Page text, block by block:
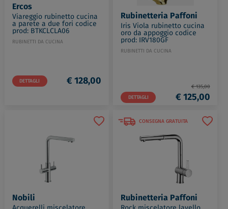
Ercos
Viareggio rubinetto cucina
a parete a due fori codice
prod: BTKCLCLA06
RUBINETTI DA CUCINA
DETTAGLI € 128,00
Rubinetteria Paffoni
Iris Viola rubinetto cucina
oro da appoggio codice
prod: IRV180GF
RUBINETTI DA CUCINA
DETTAGLI
€ 135,00
€ 125,00
Nobili
CONSEGNA GRATUITA
Rubinetteria Paffoni